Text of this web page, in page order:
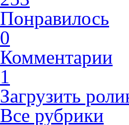
Понравилось
0
Комментарии
1
Загрузить
Все рубрики